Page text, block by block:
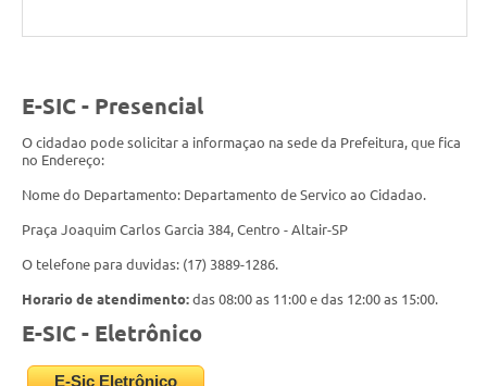
E-SIC - Presencial
O cidadao pode solicitar a informaçao na sede da Prefeitura, que fica
no Endereço:
Nome do Departamento: Departamento de Servico ao Cidadao.
Praça Joaquim Carlos Garcia 384, Centro - Altair-SP
O telefone para duvidas: (17) 3889-1286
Horario de atendimento: das 08:00 as 11:00 e das 12:00 as 15:00.
E-SIC - Eletrônico
E-Sic Eletrônico